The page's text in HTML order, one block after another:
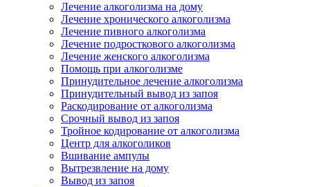
Лечение алкоголизма на дому
Лечение хронического алкоголизма
Лечение пивного алкоголизма
Лечение подросткового алкоголизма
Лечение женского алкоголизма
Помощь при алкоголизме
Принудительное лечение алкоголизма
Принудительный вывод из запоя
Раскодирование от алкоголизма
Срочный вывод из запоя
Тройное кодирование от алкоголизма
Центр для алкоголиков
Вшивание ампулы
Вытрезвление на дому
Вывод из запоя